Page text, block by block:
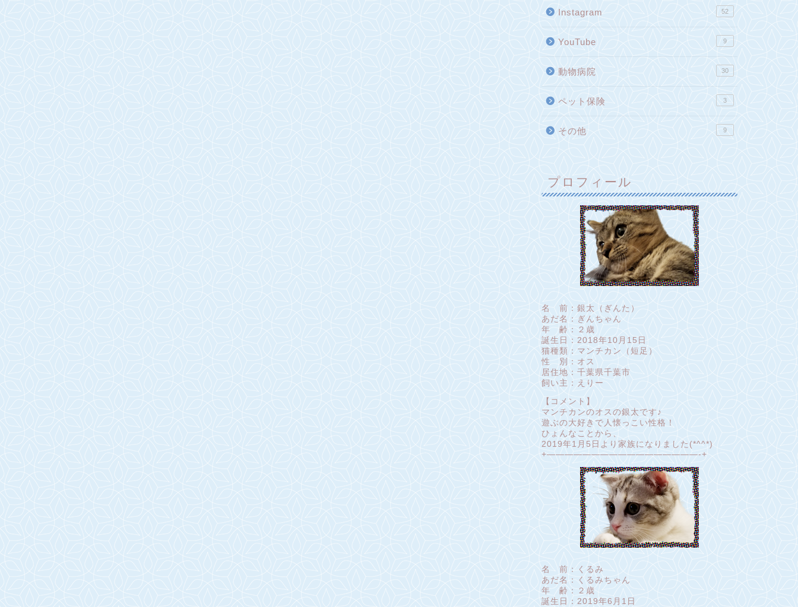
Instagram 52
YouTube 9
動物病院 30
ペット保険 3
その他 9
プロフィール
名 前：銀太（ぎんた）
あだ名：ぎんちゃん
年 齢：２歳
誕生日：2018年10月15日
猫種類：マンチカン（短足）
性 別：オス
居住地：千葉県千葉市
飼い主：えりー
【コメント】
マンチカンのオスの銀太です♪
遊ぶの大好きで人懐っこい性格！
ひょんなことから、
2019年1月5日より家族になりました(*^^*)
+—————————————————-+
名 前：くるみ
あだ名：くるみちゃん
年 齢：２歳
誕生日：2019年6月1日